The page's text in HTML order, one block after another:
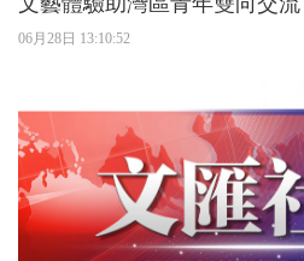
06月28日 13:10:52